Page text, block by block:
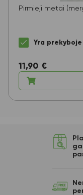
Pirmieji metai
Yra prekyboje
11,90 €